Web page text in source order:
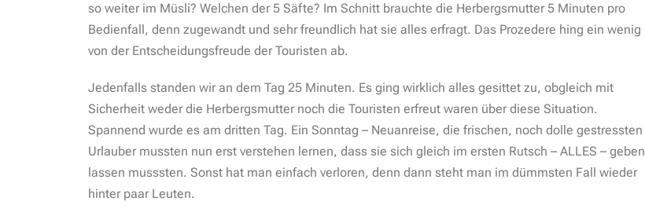
so weiter im Müsli? Welchen der 5 Säfte? Im Schnitt brauchte die Herbergsmutter 5 Minuten pro
Bedienfall, denn zugewandt und sehr freundlich hat sie alles erfragt. Das Prozedere hing ein wenig
von der Entscheidungsfreude der Touristen ab.
Jedenfalls standen wir an dem Tag 25 Minuten. Es ging wirklich alles gesittet zu, obgleich mit
Sicherheit weder die Herbergsmutter noch die Touristen erfreut waren über diese Situation.
Spannend wurde es am dritten Tag. Ein Sonntag – Neuanreise, die frischen, noch dolle gestressten
Urlauber mussten nun erst verstehen lernen, dass sie sich gleich im ersten Rutsch – ALLES – geben
lassen musssten. Sonst hat man einfach verloren, denn dann steht man im dümmsten Fall wieder
hinter paar Leuten.